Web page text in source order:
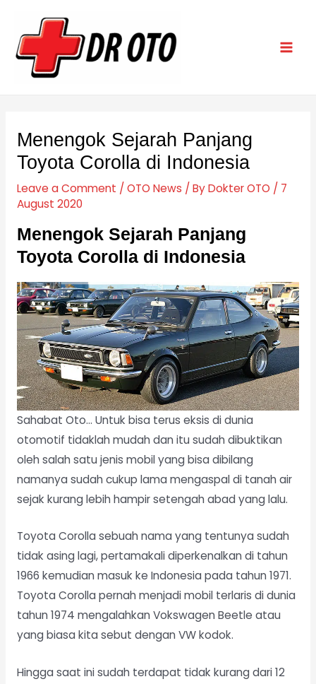
content
Menengok Sejarah Panjang
Toyota Corolla di Indonesia
Leave a Comment /OTO News / ByDokter OTO / 7
August 2020
Menengok Sejarah Panjang
Toyota Corolla di Indonesia
Sahabat Oto… Untuk bisa terus eksis di dunia
otomotif tidaklah mudah dan itu sudah dibuktikan
oleh salah satu jenis mobil yang bisa dibilang
namanya sudah cukup lama mengaspal di tanah air
sejak kurang lebih hampir setengah abad yang lalu.
Toyota Corolla sebuah nama yang tentunya sudah
tidak asing lagi, pertamakali diperkenalkan di tahun
1966 kemudian masuk ke Indonesia pada tahun 1971.
Toyota Corolla pernah menjadi mobil terlaris di dunia
tahun 1974 mengalahkan Vokswagen Beetle atau
yang biasa kita sebut dengan VW kodok.
Hingga saat ini sudah terdapat tidak kurang dari 12
navigation